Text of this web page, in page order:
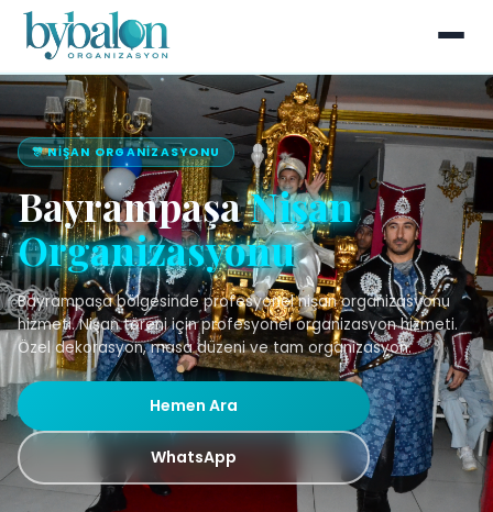
🎊 NIŞAN ORGANIZASYONU
BayrampaşaNişan
Organizasyonu
Bayrampaşa bölgesinde profesyonel nişan organizasyonu
hizmeti. Nişan töreni için profesyonel organizasyon hizmeti.
Özel dekorasyon, masa düzeni ve tam organizasyon.
Hemen Ara
WhatsApp